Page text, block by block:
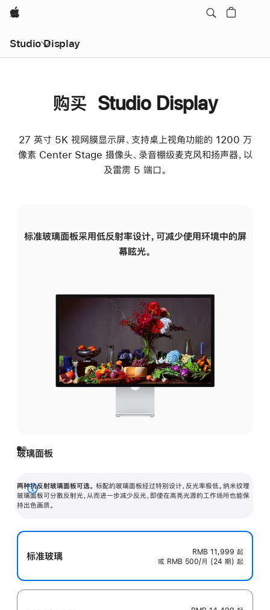
Apple
Studio Display
购买 Studio Display
27 英寸 5K 视网膜显示屏、支持桌上视角功能的 1200 万
像素 Center Stage 摄像头、录音棚级麦克风和扬声器，以
及雷雳 5 端口。
标准玻璃面板采用低反射率设计，可减少使用环境中的屏
幕眩光。
玻璃面板
两种抗反射玻璃面板可选。 标配的玻璃面板经过特别设计，反光率极低。纳米纹理
玻璃面板可分散反射光，从而进一步减少反光，即使在高亮光源的工作场所也能保
持出色画质。
展
开
标准玻璃 RMB 11,999 起
或 RMB 500/月 (24 期) 起